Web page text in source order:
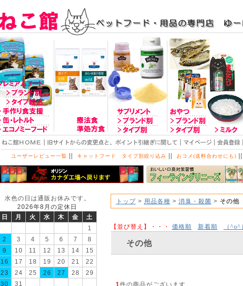
ユーザーレビュー一覧 || キャットフード タイプ別絞り込み || おコメ(送料合わせにも) ||
水色の日は通販お休みです。
2026年8月の定休日
日
月 火 水 木 金
土
1
2
3 4 5 6 7
8
9
10 11 12 13 14
15
16
17 18 19 20 21
22
23
24 25 26 27 28
29
30
31
トップ> 用品各種 > 消臭・殺菌 > その他
【並び替え】・・・ 価格順 新着順 （^o^
その他
1件の商品がございます。